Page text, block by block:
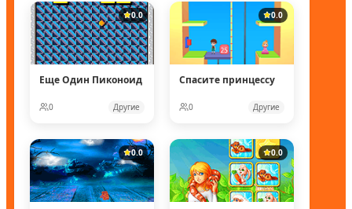
0.0
Еще Один Пиконоид
0 Другие
0.0
Спасите принцессу
0 Другие
0.0 0.0